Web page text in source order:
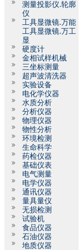
测量投影仪.轮廓
仪
工具显微镜.万能
工具显微镜.万工
显
硬度计
金相试样机械
三坐标测量
超声波清洗器
实验设备
电化学仪器
水质分析
分析仪器
物理仪器
物性分析
环境检测
生命科学
药检仪器
基础仪表
电气测量
电学仪器
通讯仪器
量具量仪
无损检测
试验机
食品仪器
石油仪器
地质仪器